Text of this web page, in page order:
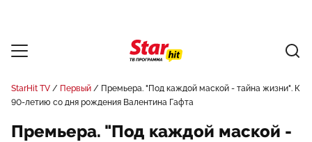
StarHit TV Первый
Премьера. "Под каждой маской - тайна жизни". К
90-летию со дня рождения Валентина Гафта
Премьера. "Под каждой маской -